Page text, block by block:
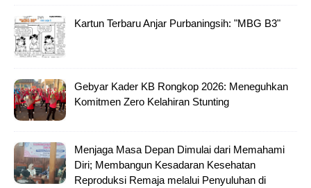
Kartun Terbaru Anjar Purbaningsih: "MBG B3"
Gebyar Kader KB Rongkop 2026: Meneguhkan
Komitmen Zero Kelahiran Stunting
Menjaga Masa Depan Dimulai dari Memahami
Diri; Membangun Kesadaran Kesehatan
Reproduksi Remaja melalui Penyuluhan di